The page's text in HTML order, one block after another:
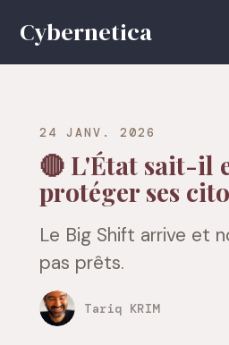
24 JANV. 2026
🔴 L'État sait-il
protéger ses
Le Big Shift arrive et
pas prêts.
Tariq KRIM